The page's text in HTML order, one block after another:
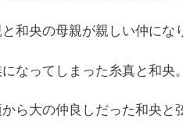
と和央の母親が親しい仲にな
なってしまった糸真と和央。
ら大の仲良しだった和央と